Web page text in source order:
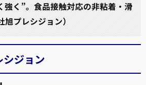
強く”。食品接触対応の非粘着・滑
プレシジョン）
ジョン